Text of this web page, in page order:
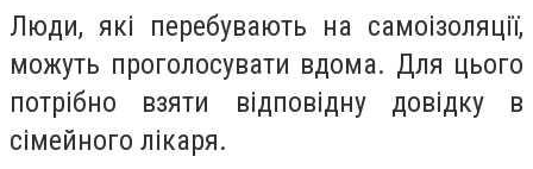
Люди, які перебувають на самоізоляції,
можуть проголосувати вдома. Для цього
потрібно взяти відповідну довідку в
сімейного лікаря.